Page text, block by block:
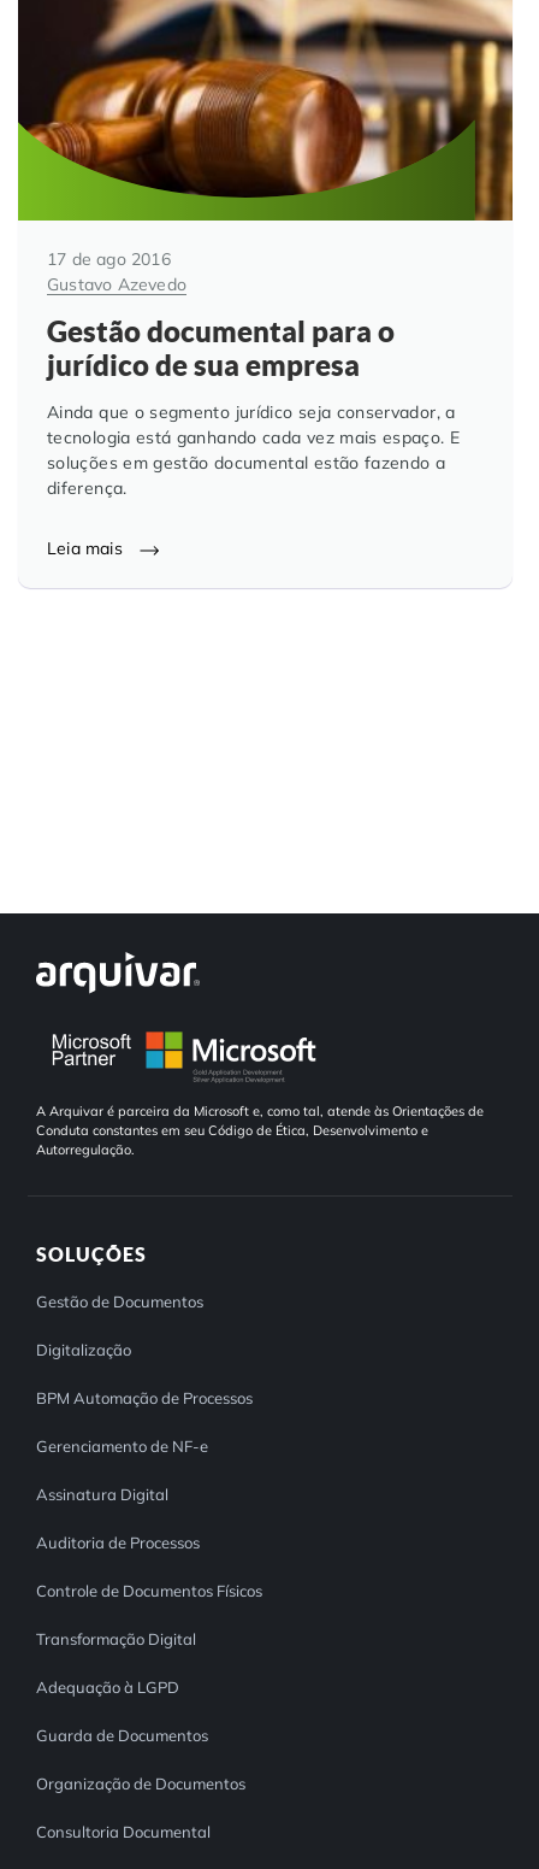
Automação de Processos
Educação Corporativa
Gerenciamento de NF-e
Adequação à LGPD
Assinatura Digital
Auditoria de Processos
Transformação Digital
Gestão do Departamento Pessoal
Hospitais e Clínicas
Instituições de Ensino
Departamento Pessoal
Departamento Financeiro
Cooperativas
Cases de Sucesso
Nossas Unidades
Blog
Trabalhe Conosco
O QUE NOS DIFERENCIA? DESCUBRA
17 de ago 2016
Gustavo Azevedo
Gestão documental para o
jurídico de sua empresa
Ainda que o segmento jurídico seja conservador, a
tecnologia está ganhando cada vez mais espaço. E
soluções em gestão documental estão fazendo a
diferença.
Leia mais
A Arquivar é parceira da Microsoft e, como tal, atende às Orientações de
Conduta constantes em seu Código de Ética, Desenvolvimento e
Autorregulação.
SOLUÇÕES
Gestão de Documentos
Digitalização
BPM Automação de Processos
Gerenciamento de NF-e
Assinatura Digital
Auditoria de Processos
Controle de Documentos Físicos
Transformação Digital
Adequação à LGPD
Guarda de Documentos
Organização de Documentos
Consultoria Documental